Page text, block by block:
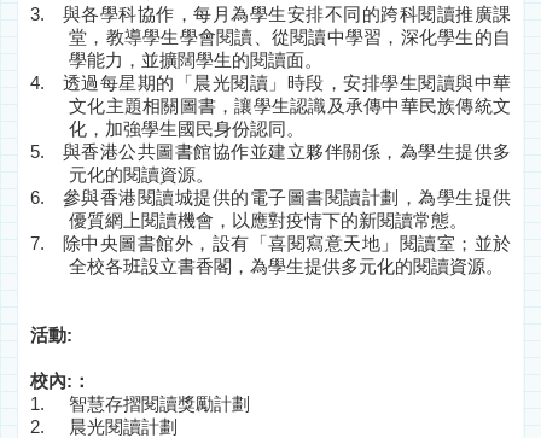
3.
與各學科協作，每月為學生安排不同的跨科閱讀推廣課
堂，教導學生學會閱讀、從閱讀中學習，深化學生的自
學能力，並擴闊學生的閱讀面。
4.
透過每星期的「晨光閱讀」時段，安排學生閱讀與中華
文化主題相關圖書，讓學生認識及承傳中華民族傳統文
化，加強學生國民身份認同。
5.
與香港公共圖書館協作並建立夥伴關係，為學生提供多
元化的閱讀資源。
6.
參與香港閱讀城提供的電子圖書閱讀計劃，為學生提供
優質網上閱讀機會，以應對疫情下的新閱讀常態。
7.
除中央圖書館外，設有「喜閱寫意天地」閱讀室；並於
全校各班設立書香閣，為學生提供多元化的閱讀資源。
活動:
校內: ：
1. 智慧存摺閱讀獎勵計劃
2.
晨光閱讀計劃